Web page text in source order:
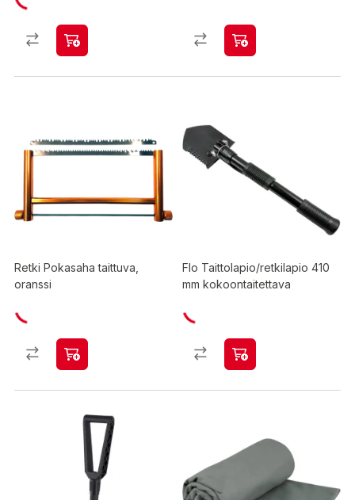
Retki Pokasaha taittuva,
oranssi
Flo Taittolapio/retkilapio 410
mm kokoontaitettava